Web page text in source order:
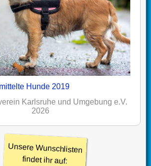
Hunde 2019
Karlsruhe und Umgebung e.V.
2026
Unsere Wunschlisten
findet ihr auf: